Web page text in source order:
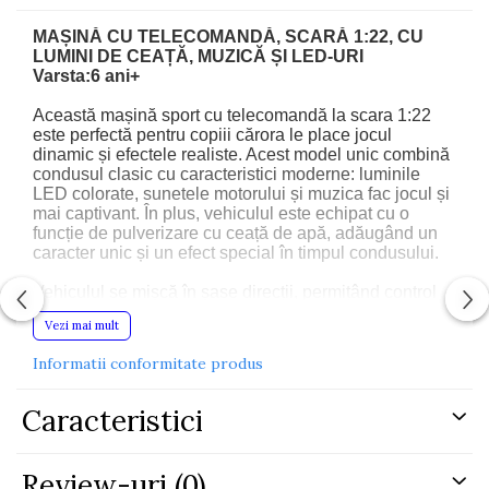
MAȘINĂ CU TELECOMANDĂ, SCARĂ 1:22, CU
LUMINI DE CEAȚĂ, MUZICĂ ȘI LED-URI
Varsta:6 ani+
Această mașină sport cu telecomandă la scara 1:22
este perfectă pentru copiii cărora le place jocul
dinamic și efectele realiste. Acest model unic combină
condusul clasic cu caracteristici moderne: luminile
LED colorate, sunetele motorului și muzica fac jocul și
mai captivant. În plus, vehiculul este echipat cu o
funcție de pulverizare cu ceață de apă, adăugând un
caracter unic și un efect special în timpul condusului.
Vehiculul se mișcă în șase direcții, permițând control
deplin și manevre dinamice. Telecomanda ergonomică
funcționează pe o frecvență de 2,4 GHz, asigurând o
alimentată de o baterie Li-ion de 3,7 V, care este
(nu sunt incluse). Perfectă atât pentru joacă în interior,
cât și în exterior. Această jucărie este potrivită pentru
Vezi mai mult
Informatii conformitate produs
Caracteristici